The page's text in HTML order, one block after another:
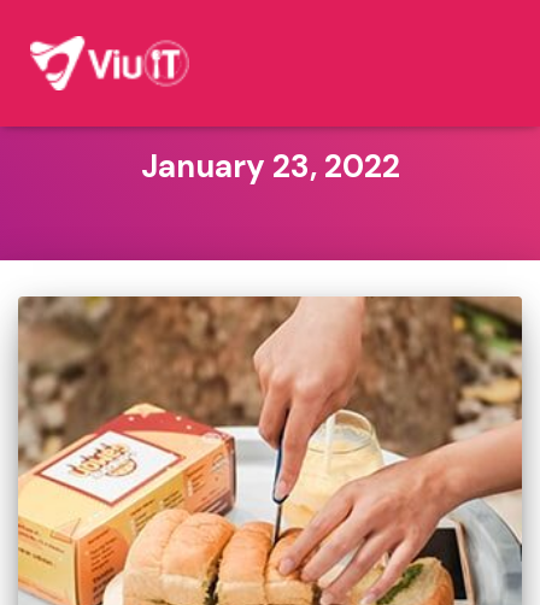
January 23, 2022